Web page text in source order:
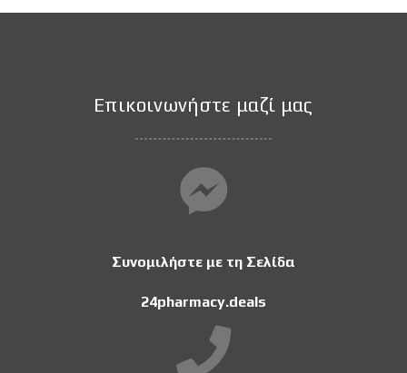
Επικοινωνήστε μαζί μας
Συνομιλήστε με τη Σελίδα
24pharmacy.deals